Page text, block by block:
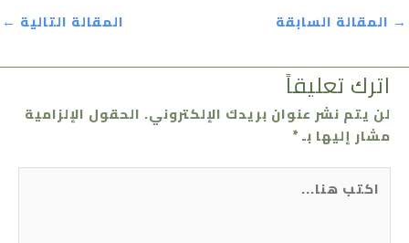
→ المقالة السابقة المقالة التالية ←
اترك تعليقاً
لن يتم نشر عنوان بريدك الإلكتروني. الحقول الإلزامية
مشار إليها بـ*
هنا...